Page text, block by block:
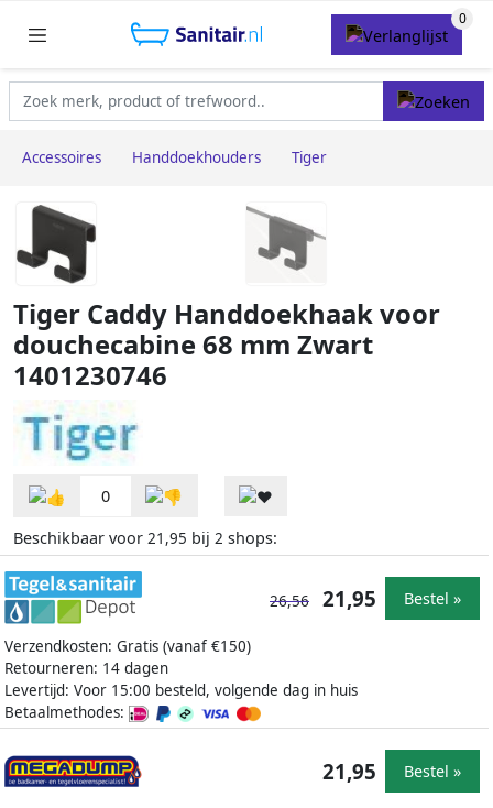
Accessoires Handdoekhouders Tiger
Tiger Caddy Handdoekhaak voor
douchecabine 68 mm Zwart
1401230746
0
Beschikbaar voor 21,95 bij 2 shops:
Verzendkosten: Gratis (vanaf €150)
Retourneren: 14 dagen
Levertijd: Voor 15:00 besteld, volgende dag in huis
Betaalmethodes:
26,56 21,95 Bestel »
21,95 Bestel »